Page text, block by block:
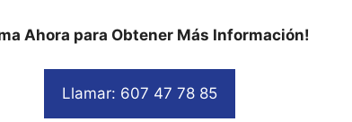
Ahora para Obtener Más Información!
Llamar: 607 47 78 85